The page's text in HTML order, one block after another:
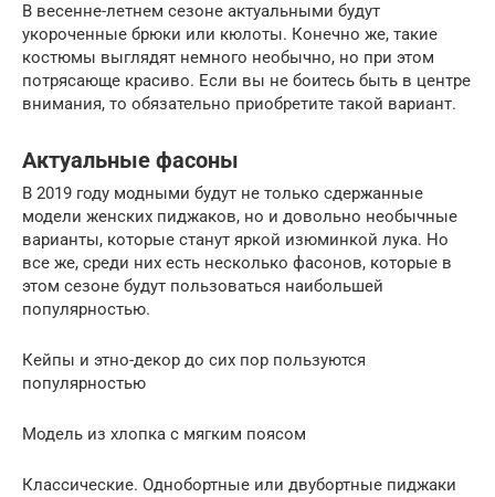
В весенне-летнем сезоне актуальными будут
укороченные брюки или кюлоты. Конечно же, такие
костюмы выглядят немного необычно, но при этом
потрясающе красиво. Если вы не боитесь быть в центре
внимания, то обязательно приобретите такой вариант.
Актуальные фасоны
В 2019 году модными будут не только сдержанные
модели женских пиджаков, но и довольно необычные
варианты, которые станут яркой изюминкой лука. Но
все же, среди них есть несколько фасонов, которые в
этом сезоне будут пользоваться наибольшей
популярностью.
Кейпы и этно-декор до сих пор пользуются
популярностью
Модель из хлопка с мягким поясом
Классические. Однобортные или двубортные пиджаки